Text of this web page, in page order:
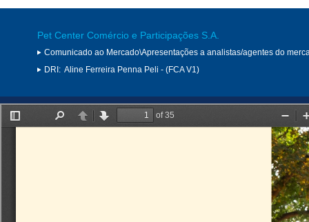
Pet Center Comércio e Participações S.A.
Comunicado ao Mercado\Apresentações a analistas/agentes do
DRI: Aline Ferreira Penna Peli - (FCA V1)